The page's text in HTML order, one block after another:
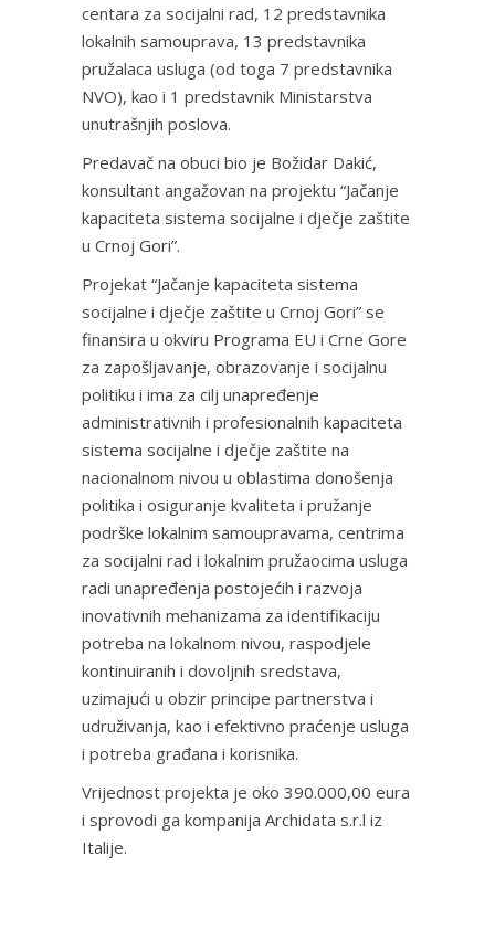
centara za socijalni rad, 12 predstavnika
lokalnih samouprava, 13 predstavnika
pružalaca usluga (od toga 7 predstavnika
NVO), kao i 1 predstavnik Ministarstva
unutrašnjih poslova.
Predavač na obuci bio je Božidar Dakić,
konsultant angažovan na projektu “Jačanje
kapaciteta sistema socijalne i dječje zaštite
u Crnoj Gori”.
Projekat “Jačanje kapaciteta sistema
socijalne i dječje zaštite u Crnoj Gori” se
finansira u okviru Programa EU i Crne Gore
za zapošljavanje, obrazovanje i socijalnu
politiku i ima za cilj unapređenje
administrativnih i profesionalnih kapaciteta
sistema socijalne i dječje zaštite na
nacionalnom nivou u oblastima donošenja
politika i osiguranje kvaliteta i pružanje
podrške lokalnim samoupravama, centrima
za socijalni rad i lokalnim pružaocima usluga
radi unapređenja postojećih i razvoja
inovativnih mehanizama za identifikaciju
potreba na lokalnom nivou, raspodjele
kontinuiranih i dovoljnih sredstava,
uzimajući u obzir principe partnerstva i
udruživanja, kao i efektivno praćenje usluga
i potreba građana i korisnika.
Vrijednost projekta je oko 390.000,00 eura
i sprovodi ga kompanija Archidata s.r.l iz
Italije.